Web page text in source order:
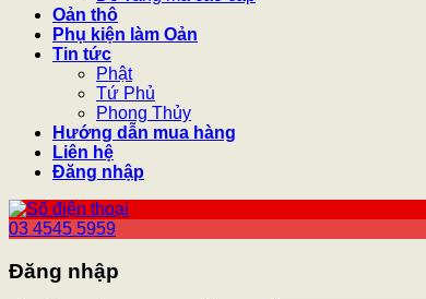
Oản thô
Phụ kiện làm Oản
Tin tức
Phật
Tứ Phủ
Phong Thủy
Hướng dẫn mua hàng
Liên hệ
Đăng nhập
03 4545 5959
Đăng nhập